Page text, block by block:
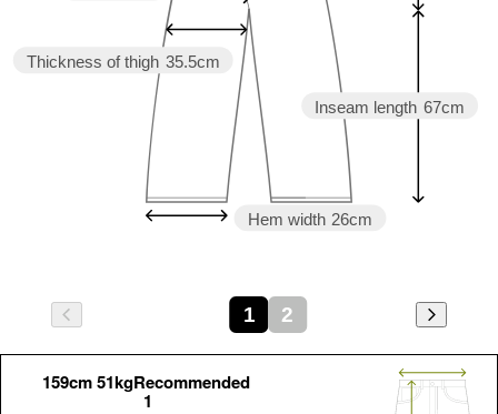
Inseam length 67cm
Hem width 26cm
Thickness of thigh 35.5cm
1 2
159cm 51kgRecommended
1